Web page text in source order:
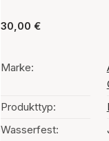
30,00 €
Marke:
Produkttyp:
Wasserfest: